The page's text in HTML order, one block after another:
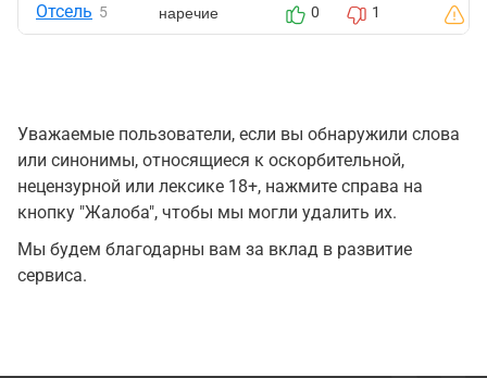
Отсель 5 наречие 0 1
Уважаемые пользователи, если вы обнаружили слова
или синонимы, относящиеся к оскорбительной,
нецензурной или лексике 18+, нажмите справа на
кнопку "Жалоба", чтобы мы могли удалить их.
Мы будем благодарны вам за вклад в развитие
сервиса.